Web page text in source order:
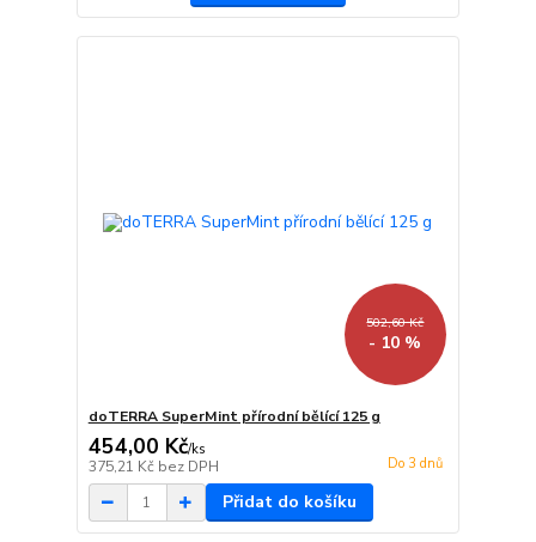
502,60 Kč
- 10 %
doTERRA SuperMint přírodní bělící 125 g
454,00 Kč/ks
375,21 Kč bez DPH Do 3 dnů
Přidat do košíku